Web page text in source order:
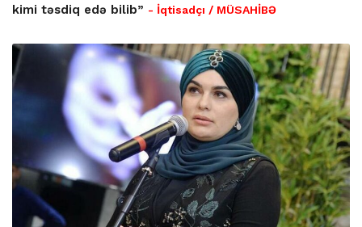
kimi təsdiq edə bilib” - İqtisadçı / MÜSAHİBƏ